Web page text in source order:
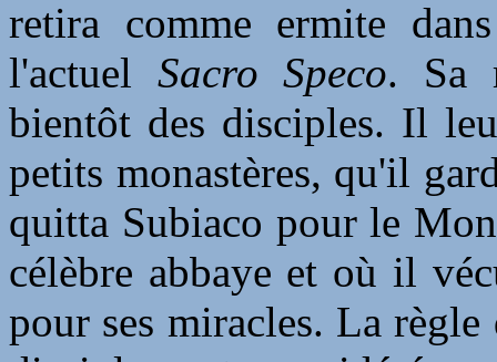
retira comme ermite
l'actuel Sacro Speco. Sa
bientôt des disciples. Il
petits monastères, qu'il
quitta Subiaco pour le
célèbre abbaye et où il
pour ses miracles. La